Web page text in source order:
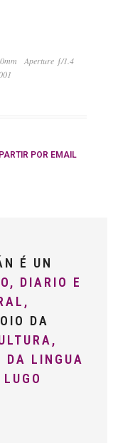
Aperture ƒ/1.4
POR EMAIL
É UN
DIARIO E
DA
DA LINGUA